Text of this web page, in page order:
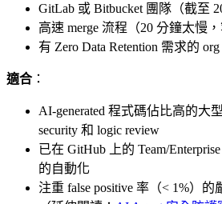
GitLab 或 Bitbucket 團隊（截至
高速 merge 流程（20 分鐘太慢
有 Zero Data Retention 需求的 org
適合 ：
AI-generated 程式碼佔比高的大
security 和 logic review
已在 GitHub 上的 Team/
的自動化
注重 false positive 率（< 1%）